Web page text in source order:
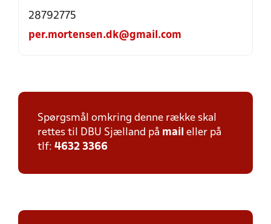
28792775
per.mortensen.dk@gmail.com
Spørgsmål omkring denne række skal
rettes til DBU Sjælland på mail eller på
tlf: 4632 3366